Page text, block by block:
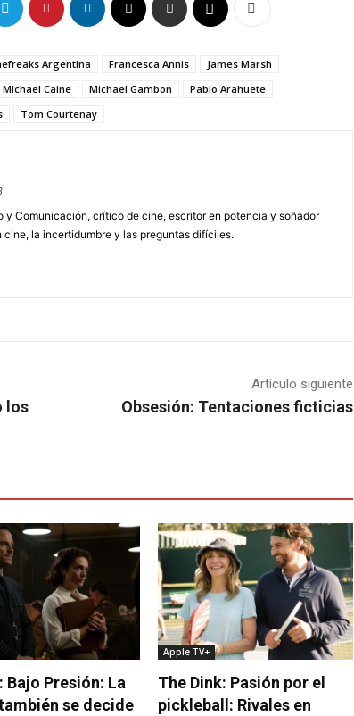
Argentina Francesca Annis
James Marsh
Michael Caine Michael Gambon
Pablo Arahuete
Tom Courtenay
y Comunicación, crítico de cine, escritor en potencia y soñador
cine, la incertidumbre y las preguntas difíciles.
los
Artículo siguiente
Obsesión: Tentaciones ficticias
Bajo Presión: La
se decide
Apple TV+
The Dink: Pasión por el
pickleball: Rivales en